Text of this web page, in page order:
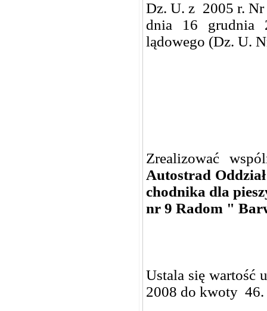
Dz. U. z 2005 r. Nr
dnia 16 grudnia
lądowego (Dz. U.
Zrealizować
Autostrad
chodnika dla
nr 9 Radom "
Ustala się wartość
2008 do kwoty 46.